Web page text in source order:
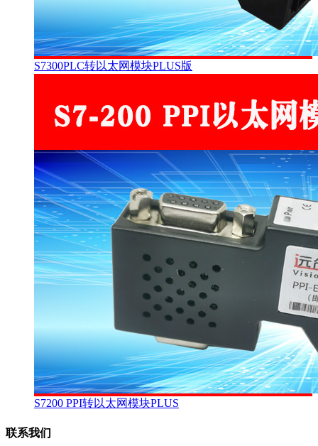
S7300PLC转以太网模块PLUS版
S7200 PPI转以太网模块PLUS
联系我们